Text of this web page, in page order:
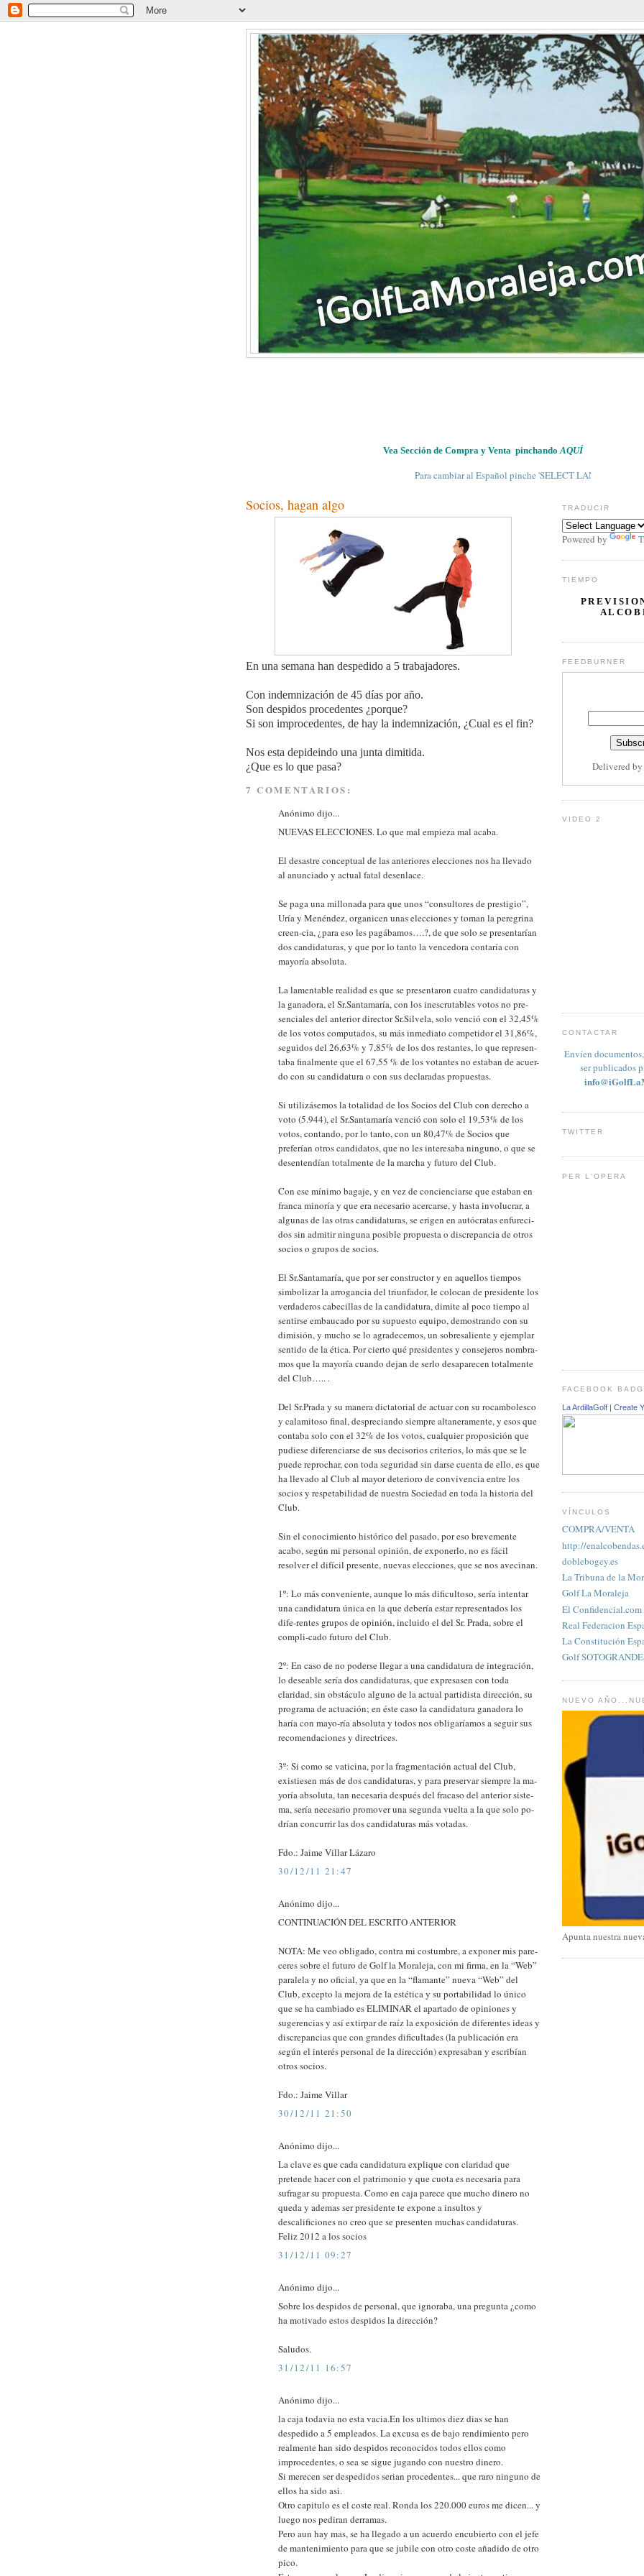
Vea Sección de Compra y Venta pinchandoAQUÍ
Para cambiar al Español pinche 'SELECT LANGUAGE' en
Socios, hagan algo
En una semana han despedido a 5 trabajadores.
Con indemnización de 45 días por año.
Son despidos procedentes ¿porque?
Si son improcedentes, de hay la indemnización, ¿Cual es el fin?
Nos esta depideindo una junta dimitida.
¿Que es lo que pasa?
7 COMENTARIOS:
Anónimo dijo...
NUEVAS ELECCIONES. Lo que mal empieza mal acaba.
El desastre conceptual de las anteriores elecciones nos ha llevado
al anunciado y actual fatal desenlace.
Se paga una millonada para que unos “consultores de prestigio”,
Uría y Menéndez, organicen unas elecciones y toman la peregrina
creen-cia, ¿para eso les pagábamos….?, de que solo se presentarían
dos candidaturas, y que por lo tanto la vencedora contaría con
mayoría absoluta.
La lamentable realidad es que se presentaron cuatro candidaturas y
la ganadora, el Sr.Santamaría, con los inescrutables votos no pre-
senciales del anterior director Sr.Silvela, solo venció con el 32,45%
de los votos computados, su más inmediato competidor el 31,86%,
seguidos del 26,63% y 7,85% de los dos restantes, lo que represen-
taba finalmente que el 67,55 % de los votantes no estaban de acuer-
do con su candidatura o con sus declaradas propuestas.
Si utilizásemos la totalidad de los Socios del Club con derecho a
voto (5.944), el Sr.Santamaría venció con solo el 19,53% de los
votos, contando, por lo tanto, con un 80,47% de Socios que
preferían otros candidatos, que no les interesaba ninguno, o que se
desentendían totalmente de la marcha y futuro del Club.
Con ese mínimo bagaje, y en vez de concienciarse que estaban en
franca minoría y que era necesario acercarse, y hasta involucrar, a
algunas de las otras candidaturas, se erigen en autócratas enfureci-
dos sin admitir ninguna posible propuesta o discrepancia de otros
socios o grupos de socios.
El Sr.Santamaría, que por ser constructor y en aquellos tiempos
simbolizar la arrogancia del triunfador, le colocan de presidente los
verdaderos cabecillas de la candidatura, dimite al poco tiempo al
sentirse embaucado por su supuesto equipo, demostrando con su
dimisión, y mucho se lo agradecemos, un sobresaliente y ejemplar
sentido de la ética. Por cierto qué presidentes y consejeros nombra-
mos que la mayoría cuando dejan de serlo desaparecen totalmente
del Club….. .
Del Sr.Prada y su manera dictatorial de actuar con su rocambolesco
y calamitoso final, despreciando siempre altaneramente, y esos que
contaba solo con el 32% de los votos, cualquier proposición que
pudiese diferenciarse de sus decisorios criterios, lo más que se le
puede reprochar, con toda seguridad sin darse cuenta de ello, es que
ha llevado al Club al mayor deterioro de convivencia entre los
socios y respetabilidad de nuestra Sociedad en toda la historia del
Club.
Sin el conocimiento histórico del pasado, por eso brevemente
acabo, según mi personal opinión, de exponerlo, no es fácil
resolver el difícil presente, nuevas elecciones, que se nos avecinan.
1º: Lo más conveniente, aunque lo más dificultoso, sería intentar
una candidatura única en la que debería estar representados los
dife-rentes grupos de opinión, incluido el del Sr. Prada, sobre el
compli-cado futuro del Club.
2º: En caso de no poderse llegar a una candidatura de integración,
lo deseable sería dos candidaturas, que expresasen con toda
claridad, sin obstáculo alguno de la actual partidista dirección, su
programa de actuación; en éste caso la candidatura ganadora lo
haría con mayo-ría absoluta y todos nos obligaríamos a seguir sus
recomendaciones y directrices.
3º: Si como se vaticina, por la fragmentación actual del Club,
existiesen más de dos candidaturas, y para preservar siempre la ma-
yoría absoluta, tan necesaria después del fracaso del anterior siste-
ma, sería necesario promover una segunda vuelta a la que solo po-
drían concurrir las dos candidaturas más votadas.
Fdo.: Jaime Villar Lázaro
30/12/11 21:47
Anónimo dijo...
CONTINUACIÓN DEL ESCRITO ANTERIOR
NOTA: Me veo obligado, contra mi costumbre, a exponer mis pare-
ceres sobre el futuro de Golf la Moraleja, con mi firma, en la “Web”
paralela y no oficial, ya que en la “flamante” nueva “Web” del
Club, excepto la mejora de la estética y su portabilidad lo único
que se ha cambiado es ELIMINAR el apartado de opiniones y
sugerencias y así extirpar de raíz la exposición de diferentes ideas y
discrepancias que con grandes dificultades (la publicación era
según el interés personal de la dirección) expresaban y escribían
otros socios.
Fdo.: Jaime Villar
30/12/11 21:50
Anónimo dijo...
La clave es que cada candidatura explique con claridad que
pretende hacer con el patrimonio y que cuota es necesaria para
sufragar su propuesta. Como en caja parece que mucho dinero no
queda y ademas ser presidente te expone a insultos y
descalificiones no creo que se presenten muchas candidaturas.
Feliz 2012 a los socios
31/12/11 09:27
Anónimo dijo...
Sobre los despidos de personal, que ignoraba, una pregunta ¿como
ha motivado estos despidos la dirección?
Saludos.
31/12/11 16:57
Anónimo dijo...
la caja todavia no esta vacia.En los ultimos diez dias se han
despedido a 5 empleados. La excusa es de bajo rendimiento pero
realmente han sido despidos reconocidos todos ellos como
improcedentes, o sea se sigue jugando con nuestro dinero.
Si merecen ser despedidos serian procedentes... que raro ninguno de
ellos ha sido asi.
Otro capitulo es el coste real. Ronda los 220.000 euros me dicen... y
luego nos pediran derramas.
Pero aun hay mas, se ha llegado a un acuerdo encubierto con el jefe
de mantenimiento para que se jubile con otro coste añadido de otro
pico.
TRADUCIR
Powered by
TIEMPO
FEEDBURNER
Delivered by
VIDEO 2
CONTACTAR
Envíen
ser publicados
TWITTER
PER L'OPERA
FACEBOOK
La ArdillaGolf | Create
VÍNCULOS
COMPRA/VENTA
http://
doblebogey.es
La Tribuna de la
Golf La Moraleja
El Confidencial.com
Real Federacion
La Constitución
Golf
NUEVO
Apunta nuestra